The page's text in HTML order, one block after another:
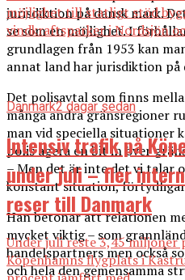
jurisdiktion på dansk mark.
se som en möjlighet. I
grundlagen från 1953 kan
annat land har jurisdiktion på
Det polisavtal som finns
många andra gränsregioner
man vid speciella situationer
polis agera en bit in över
– Men det är inte det vi talar
konstant situation,
Han betonar att relationen
mycket viktig – som
handelspartners men också
och hela den gemensamma
möjlighet till statligt stöd
vindkraftsparker i Nordsjön
Danmark2 dagar sedan
Intensiv trafik på
under juli – fler
reser till Danmark
Under juli reste 3,45 miljoner
Köpenhamns flygplats i